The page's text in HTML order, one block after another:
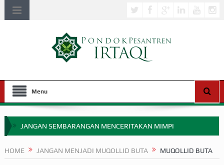
Menu
JANGAN SEMBARANGAN MENCERITAKAN MIMPI
HOME JANGAN MENJADI MUQOLLID BUTA MUQOLLID BUTA